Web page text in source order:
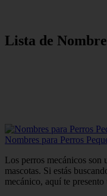
Lista de
Nombres para Perros
Los perros mecánicos
mascotas. Si estás
mecánico, aquí te